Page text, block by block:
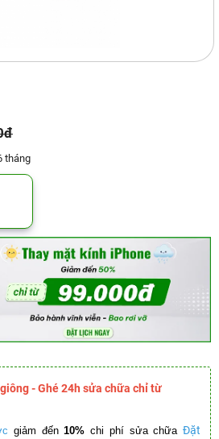
tháng
- Ghé 24h sửa chữa chỉ từ
giảm đến10% chi phí sửa chữa Đặt